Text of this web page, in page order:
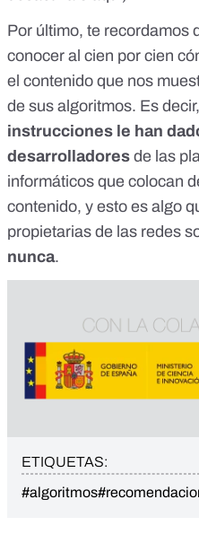
Por último, te recordamos
conocer al cien por cien
el contenido que nos
de sus algoritmos. Es decir,
instrucciones le han
desarrolladores de las
informáticos que colocan
contenido, y esto es algo
propietarias de las redes
nunca.
ETIQUETAS:
#algoritmos